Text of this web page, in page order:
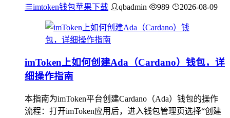
imtoken钱包苹果下载 qbadmin 989 2026-08-09
imToken上如何创建Ada（Cardano）钱包，详
细操作指南
本指南为imToken平台创建Cardano（Ada）钱包的操作
流程：打开imToken应用后，进入钱包管理页选择“创建